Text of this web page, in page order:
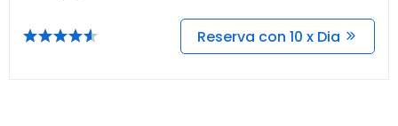
Reserva con 10 x Dia